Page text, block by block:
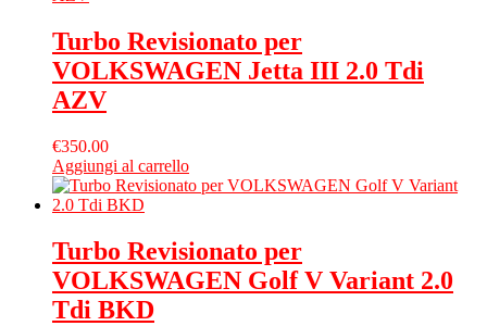
Turbo Revisionato per
VOLKSWAGEN Jetta III 2.0 Tdi
AZV
€350.00
Aggiungi al carrello
Turbo Revisionato per
VOLKSWAGEN Golf V Variant 2.0
Tdi BKD